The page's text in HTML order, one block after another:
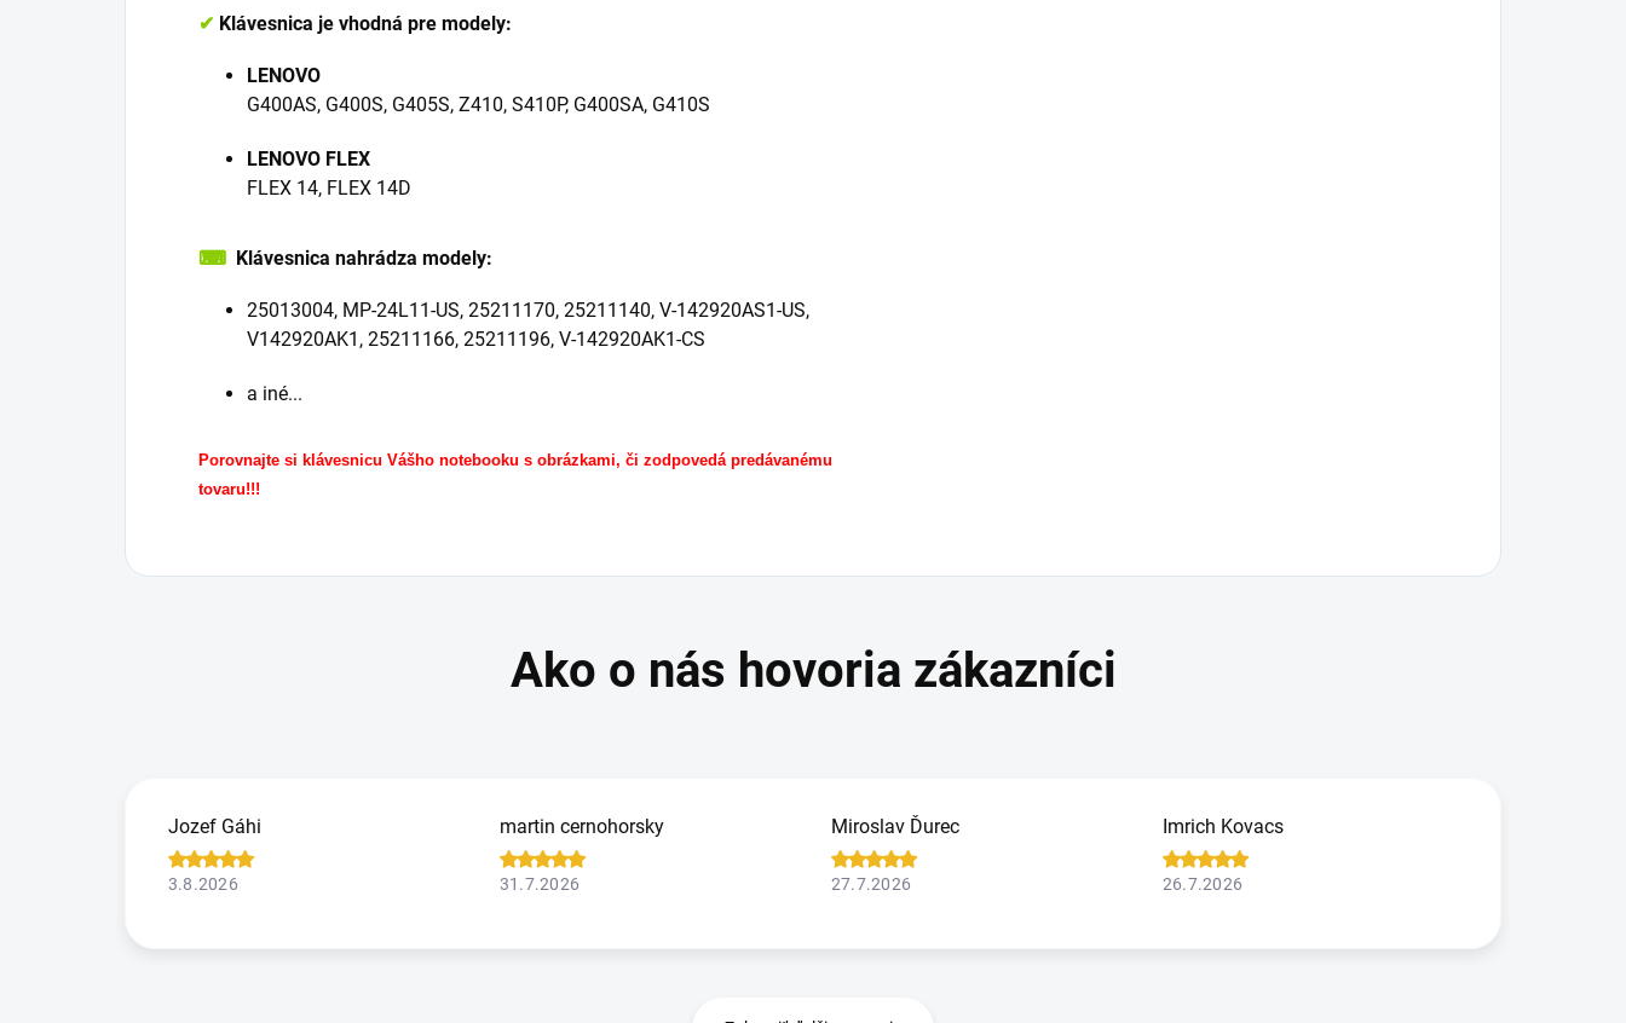
✔ Klávesnica je vhodná pre modely:
LENOVO
G400AS, G400S, G405S, Z410, S410P, G400SA, G410S
LENOVO FLEX
FLEX 14, FLEX 14D
⌨ Klávesnica nahrádza modely:
25013004, MP-24L11-US, 25211170, 25211140, V-142920AS1-US,
V142920AK1, 25211166, 25211196, V-142920AK1-CS
a iné...
Porovnajte si klávesnicu Vášho notebooku s obrázkami, či zodpovedá predávanému
tovaru!!!
Jozef Gáhi
3.8.2026
martin cernohorsky
31.7.2026
Miroslav Ďurec
27.7.2026
Imrich Kovacs
26.7.2026